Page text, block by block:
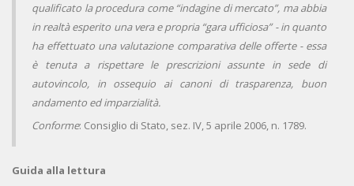
qualificato la procedura come “indagine di mercato”, ma abbia
in realtà esperito una vera e propria “gara ufficiosa” - in quanto
ha effettuato una valutazione comparativa delle offerte - essa
è tenuta a rispettare le prescrizioni assunte in sede di
autovincolo, in ossequio ai canoni di trasparenza, buon
andamento ed imparzialità.
Conforme: Consiglio di Stato, sez. IV, 5 aprile 2006, n. 1789.
Guida alla lettura